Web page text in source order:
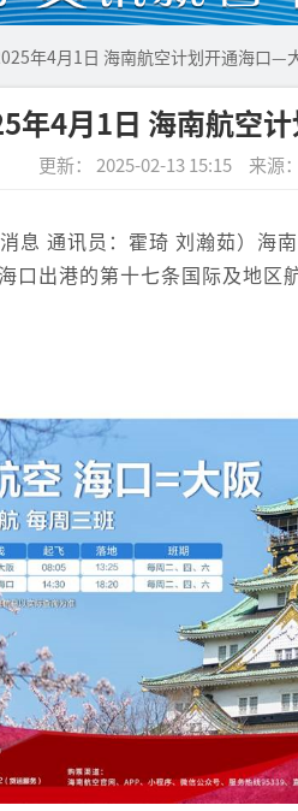
年4月1日 海南航空计划开通海口—
年4月1日 海南航空
更新： 2025-02-13 15:15 来源
消息 通讯员：霍琦 刘瀚茹）
口出港的第十七条国际及地